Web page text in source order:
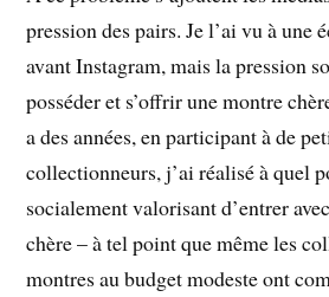
pression des pairs. Je l’ai vu à une
avant Instagram, mais la pression
posséder et s’offrir une montre
a des années, en participant à de
collectionneurs, j’ai réalisé à quel
socialement valorisant d’entrer
chère – à tel point que même les
montres au budget modeste ont